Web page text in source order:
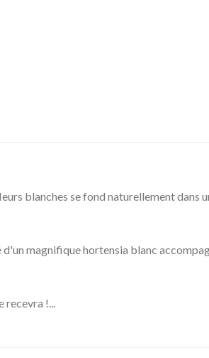
blanches se fond naturellement dans
magnifique hortensia blanc
recevra !...